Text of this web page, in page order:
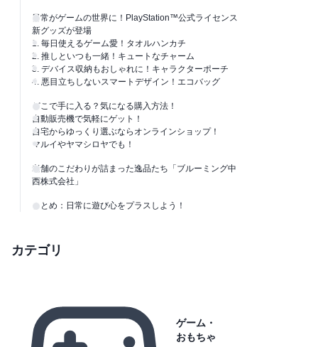
日常がゲームの世界に！PlayStation™公式ライセンス
新グッズが登場
1. 毎日使えるゲーム愛！タオルハンカチ
2. 推しといつも一緒！キュートなチャーム
3. デバイス収納もおしゃれに！キャラクターポーチ
4. 悪目立ちしないスマートデザイン！エコバッグ
どこで手に入る？気になる購入方法！
自動販売機で気軽にゲット！
自宅からゆっくり選ぶならオンラインショップ！
マルイやヤマシロヤでも！
老舗のこだわりが詰まった逸品たち「ブルーミング中
西株式会社」
まとめ：日常に遊び心をプラスしよう！
カテゴリ
ゲーム・
おもちゃ